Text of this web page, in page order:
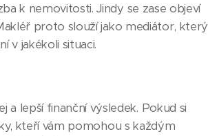
k nemovitosti. Jindy se zase objeví
proto slouží jako mediátor, který
v jakékoli situaci.
lepší finanční výsledek. Pokud si
kteří vám pomohou s každým